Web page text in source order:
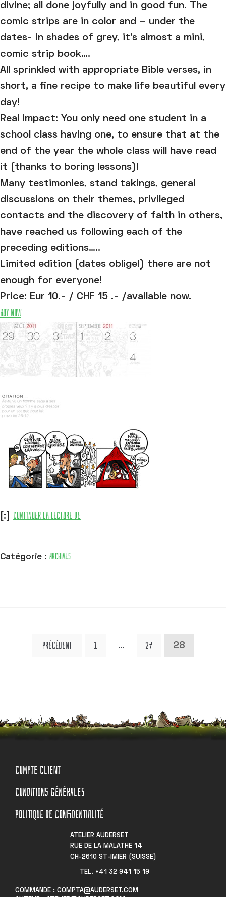
divine; all done joyfully and in good fun. The
comic strips are in color and – under the
dates- in shades of grey, it’s almost a mini,
comic strip book….
All sprinkled with appropriate Bible verses, in
short, a fine recipe to make life beautiful every
day!
Real impact: You only need one student in a
school class having one, to ensure that at the
end of the year the whole class will have read
it (thanks to boring lessons)!
Many testimonies, stand takings, general
discussions on their themes, privileged
contacts and the discovery of faith in others,
have reached us following each of the
preceding editions…..
Limited edition (dates oblige!) there are not
enough for everyone!
Price: Eur 10.- / CHF 15 .- /available now.
Buy now
[:] Continuer la lecture de
Catégorie : Archives
Précédent 1 … 27 28
COMPTE CLIENT
CONDITIONS GÉNÉRALES
POLITIQUE DE CONFIDENTIALITÉ
ATELIER AUDERSET
RUE DE LA MALATHE 14
CH-2610 ST-IMIER (SUISSE)
TEL. +41 32 941 15 19​
COMMANDE : COMPTA@AUDERSET.COM